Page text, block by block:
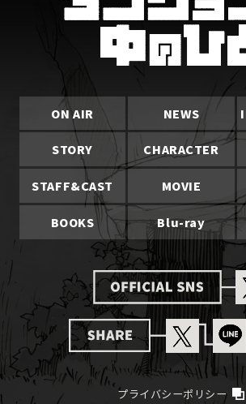
ON AIR NEWS
STORY CHARACTER
STAFF&CAST MOVIE
BOOKS Blu-ray
プライバシーポリシー